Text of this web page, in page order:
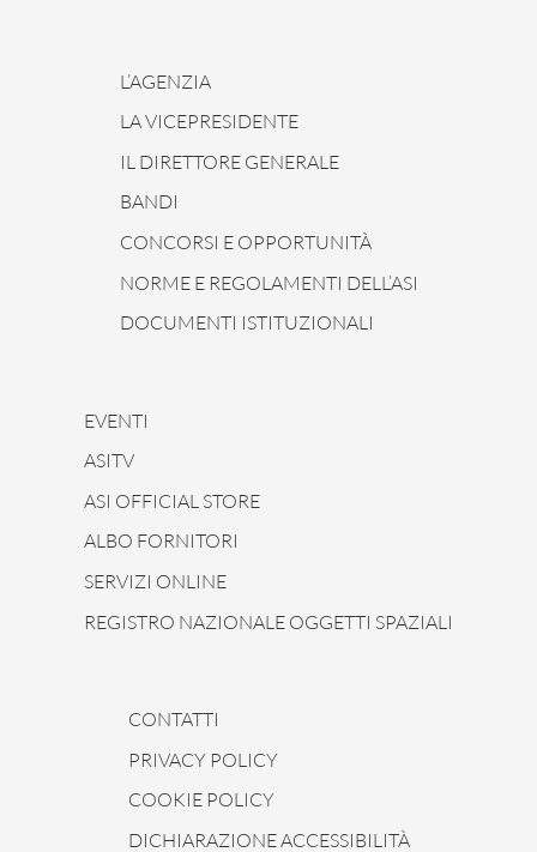
L’AGENZIA
LA VICEPRESIDENTE
IL DIRETTORE GENERALE
BANDI
CONCORSI E OPPORTUNITÀ
NORME E REGOLAMENTI DELL’ASI
DOCUMENTI ISTITUZIONALI
EVENTI
ASITV
ASI OFFICIAL STORE
ALBO FORNITORI
SERVIZI ONLINE
REGISTRO NAZIONALE OGGETTI SPAZIALI
CONTATTI
PRIVACY POLICY
COOKIE POLICY
DICHIARAZIONE ACCESSIBILITÀ